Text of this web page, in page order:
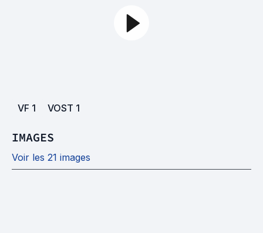
VF 1 VOST 1
IMAGES
Voir les 21 images